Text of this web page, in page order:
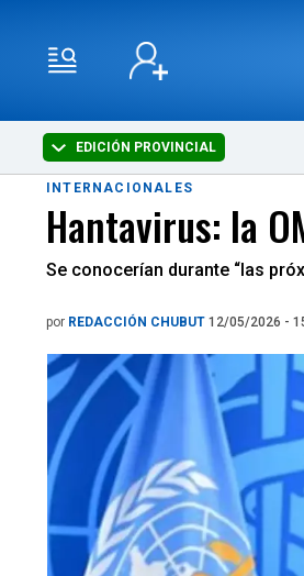
EDICIÓN PROVINCIAL
INTERNACIONALES
Hantavirus: la
Se conocerían durante “las
por REDACCIÓN CHUBUT 12/05/2026 -